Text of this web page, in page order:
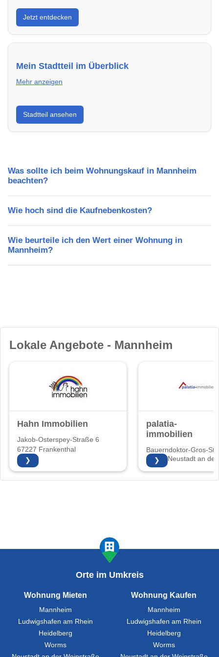
Entdecke Neubauprojekte in Mannheim – modern,
energieeffizient und sofort bezugsfertig.
Jetzt entdecken
Mein Stadtteil im Überblick
Mehr anzeigen
Erfahre mehr über deinen Stadtteil in Mannheim:
Lebensqualität, Verkehrsanbindung, Schulen,
Freizeitmöglichkeiten und Mietpreise.
Stadtteil ansehen
Was sollte ich beim Wohnungskauf in Mannheim
beachten?
Wie hoch sind die Kaufnebenkosten?
Wie beurteile ich den Wert einer Wohnung in
Mannheim?
Lokale Angebote - Mannheim
Hahn Immobilien
Jakob-Osterspey-Straße 6
67227 Frankenthal
❯
palatia-
immobilien
Bauerndoktor-Gros-
67435 Neustadt an der
Weinstraße
❯
Orte im Umkreis
Wohnung Mieten
Mannheim
Ludwigshafen am Rhein
Heidelberg
Worms
Wohnung Kaufen
Mannheim
Ludwigshafen am Rhein
Heidelberg
Worms